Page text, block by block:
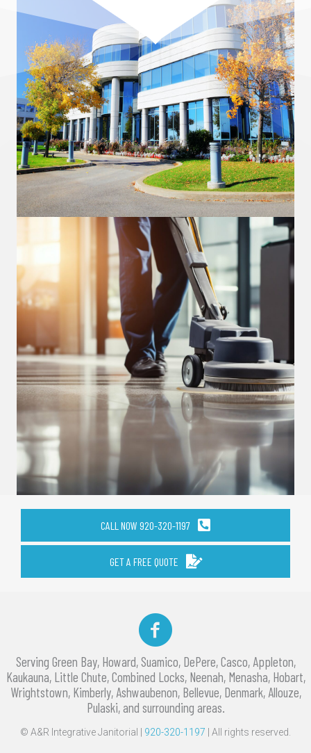
CALL NOW 920-320-1197
GET A FREE QUOTE
Facebook
Serving Green Bay, Howard, Suamico, DePere, Casco, Appleton,
Kaukauna, Little Chute, Combined Locks, Neenah, Menasha, Hobart,
Wrightstown, Kimberly, Ashwaubenon, Bellevue, Denmark, Allouze,
Pulaski, and surrounding areas.
© A&R Integrative Janitorial | 920-320-1197 | All rights reserved.